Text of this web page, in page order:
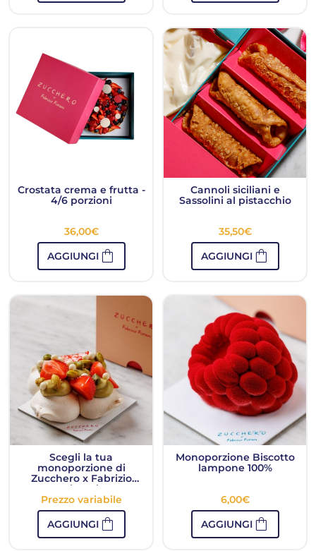
Crostata crema e frutta -
4/6 porzioni
36,00€
AGGIUNGIshopping_bag
Cannoli siciliani e
Sassolini al pistacchio
35,50€
AGGIUNGIshopping_bag
Scegli la tua
monoporzione di
Zucchero x Fabrizio
Fiorani
Prezzo variabile
AGGIUNGIshopping_bag
Monoporzione Biscotto
lampone 100%
6,00€
AGGIUNGIshopping_bag